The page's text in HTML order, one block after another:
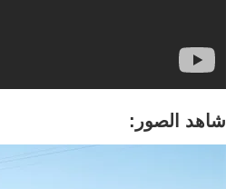
شاهد الصور: